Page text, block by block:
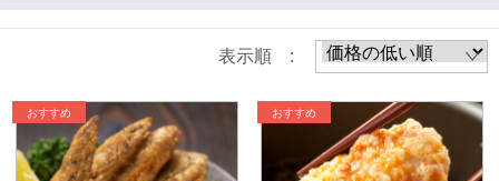
表示順 :